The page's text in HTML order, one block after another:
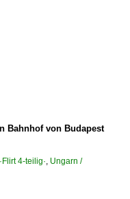
Bahnhof von Budapest
4-teilig·, Ungarn /